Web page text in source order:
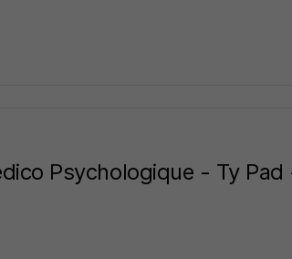
Psychologique - Ty Pad